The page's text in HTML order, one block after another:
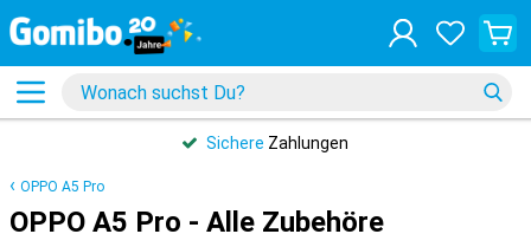
Sichere Zahlungen
OPPO A5 Pro
OPPO A5 Pro - Alle Zubehöre